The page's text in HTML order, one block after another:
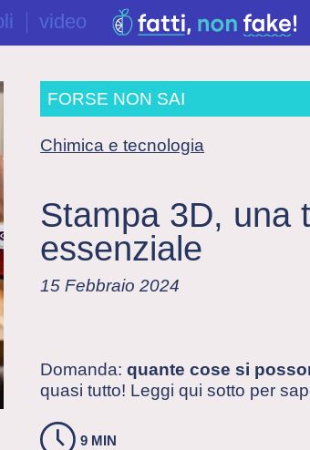
video
FORSE NON SAI
Chimica e tecnologia
Stampa 3D, una
essenziale
15 Febbraio 2024
Domanda:quante cose si
quasi tutto! Leggi qui sotto per
9 MIN